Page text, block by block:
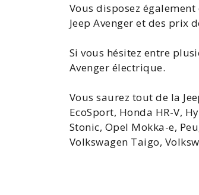
Vous disposez
Jeep Avenger et des prix
Si vous hésitez entre
Avenger électrique.
Vous saurez tout de la
EcoSport, Honda HR-V,
Stonic, Opel Mokka-e,
Volkswagen Taigo,